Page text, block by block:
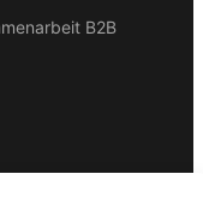
B2B